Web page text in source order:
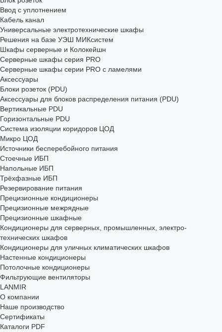
Ввод с уплотнением
Кабель канал
Универсальные электротехнические шкафы
Решения на базе УЭШ МИКсистем
Шкафы серверные и Колокейшн
Серверные шкафы серия PRO
Серверные шкафы серии PRO с ламелями
Аксессуары
Блоки розеток (PDU)
Аксессуары для блоков распределения питания (PDU)
Вертикальные PDU
Горизонтальные PDU
Система изоляции коридоров ЦОД
Микро ЦОД
Источники бесперебойного питания
Стоечные ИБП
Напольные ИБП
Трёхфазные ИБП
Резервирование питания
Прецизионные кондиционеры
Прецизионные межрядные
Прецизионные шкафные
Кондиционеры для серверных, промышленных, электро-
технических шкафов
Кондиционеры для уличных климатических шкафов
Настенные кондиционеры
Потолочные кондиционеры
Фильтрующие вентиляторы
LANMIR
О компании
Наше производство
Сертификаты
Каталоги PDF